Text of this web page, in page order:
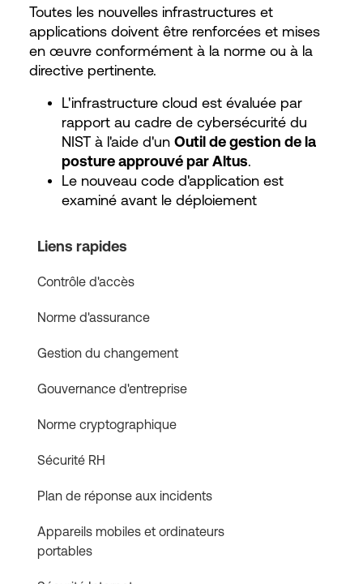
Toutes les nouvelles infrastructures et
applications doivent être renforcées et mises
en œuvre conformément à la norme ou à la
directive pertinente.
L'infrastructure cloud est évaluée par
rapport au cadre de cybersécurité du
NIST à l'aide d'un Outil de gestion de la
posture approuvé par Altus.
Le nouveau code d'application est
examiné avant le déploiement
Liens rapides
Contrôle d'accès
Norme d'assurance
Gestion du changement
Gouvernance d'entreprise
Norme cryptographique
Sécurité RH
Plan de réponse aux incidents
Appareils mobiles et ordinateurs
portables